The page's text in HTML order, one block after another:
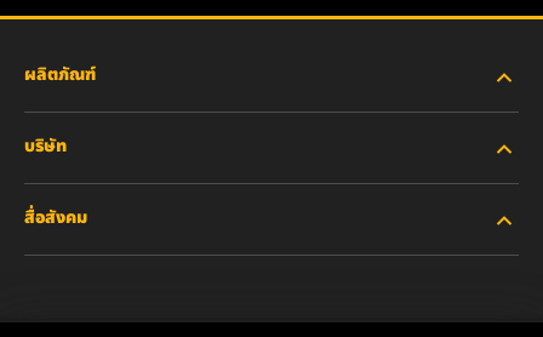
ผลิตภัณฑ์
รถยนต์ส่วนบุคคลและรถบรรทุกงานเบา
บริษัท
สื่อสังคม